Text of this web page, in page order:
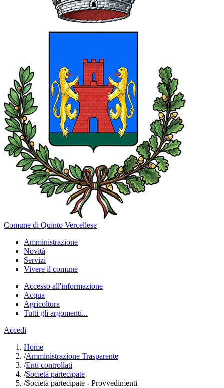
Comune di Quinto Vercellese
Amministrazione
Novità
Servizi
Vivere il comune
Accesso all'informazione
Acqua
Agricoltura
Tutti gli argomenti...
Accedi
Home
/Amministrazione Trasparente
/Enti controllati
/Società partecipate
/Società partecipate - Provvedimenti